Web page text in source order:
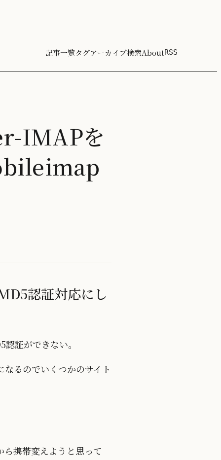
記事一覧タグアーカイブ検索AboutRSS
IMAPを
認証対応にし
証ができない。
るのでいくつかのサイト
携帯変えようと思って